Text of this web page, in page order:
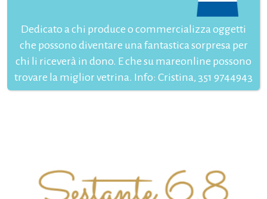
Dedicato a chi produce o commercializza oggetti
che possono diventare una fantastica sorpresa per
chi li riceverà in dono. E che su mareonline possono
trovare la miglior vetrina. Info: Cristina, 351 9744943